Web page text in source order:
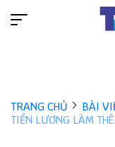
TRANG CHỦ BÀI
TIỀN LƯƠNG LÀM